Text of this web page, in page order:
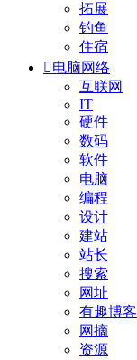
拓展
钓鱼
住宿
电脑网络
互联网
IT
硬件
数码
软件
电脑
编程
设计
建站
站长
搜索
网址
有趣博客
网摘
资源